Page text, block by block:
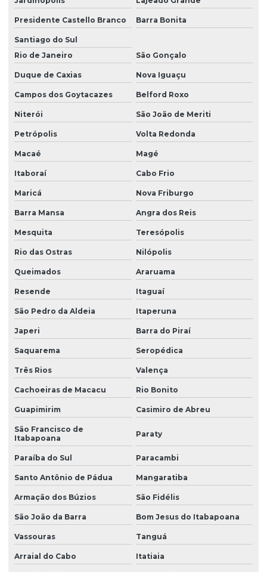
Presidente Castello Branco Barra Bonita
Santiago do Sul
Rio de Janeiro
São Gonçalo
Duque de Caxias Nova Iguaçu
Campos dos Goytacazes Belford Roxo
Niterói São João de Meriti
Petrópolis Volta Redonda
Macaé Magé
Itaboraí Cabo Frio
Maricá Nova Friburgo
Barra Mansa Angra dos Reis
Mesquita Teresópolis
Rio das Ostras Nilópolis
Queimados Araruama
Resende Itaguaí
São Pedro da Aldeia Itaperuna
Japeri Barra do Piraí
Saquarema Seropédica
Três Rios Valença
Cachoeiras de Macacu Rio Bonito
Guapimirim Casimiro de Abreu
São Francisco de
Itabapoana
Paraty
Paraíba do Sul Paracambi
Santo Antônio de Pádua Mangaratiba
Armação dos Búzios São Fidélis
São João da Barra Bom Jesus do Itabapoana
Vassouras Tanguá
Arraial do Cabo Itatiaia